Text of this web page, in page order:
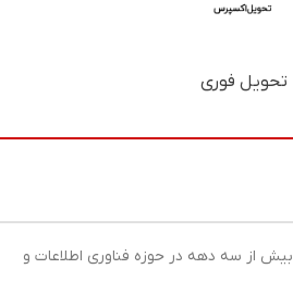
تحویل فوری
بیش از سه دهه در حوزه فناوری اطلاعات و